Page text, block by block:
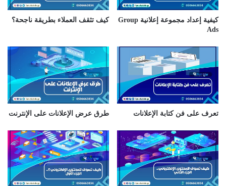
ت
و
ي
كيفية إعداد مجموعة إعلانية Group
Ads
كيف تثقف العملاء بطريقة ناجحة؟
تعرف على فن كتابة الإعلانات طرق عرض الإعلانات على الإنترنت